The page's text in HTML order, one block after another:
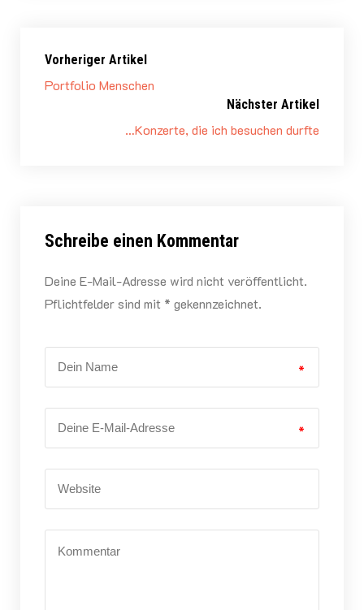
Vorheriger Artikel
Portfolio Menschen
Nächster Artikel
…Konzerte, die ich besuchen durfte
Schreibe einen Kommentar
Deine E-Mail-Adresse wird nicht veröffentlicht.
Pflichtfelder sind mit * gekennzeichnet.
*
*